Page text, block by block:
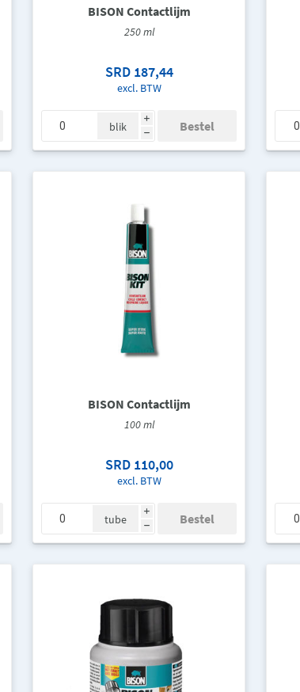
BISON Contactlijm
250 ml
SRD 187,44
excl. BTW
i
h
blik
BISON Contactlijm
100 ml
SRD 110,00
excl. BTW
i
h
tube